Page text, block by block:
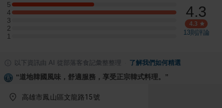
5
5 星：1 則評論
4
4 星：2 則評論
3
3 星：0 則評論
2
2 星：0 則評論
1
1 星：0 則評論
4.3
4.3
13則評論
以下資訊由 AI 從部落客食記彙整整理 了解我們如何精選
“道地韓國風味，舒適服務，享受正宗韓式料理。 ”
高雄市鳳山區文龍路15號